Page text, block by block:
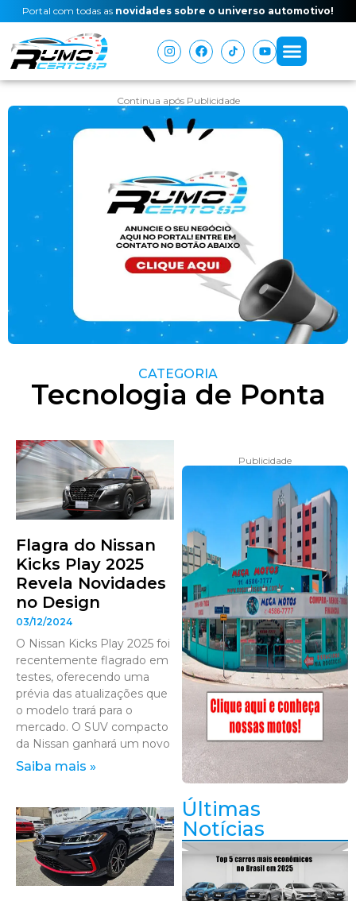
Portal com todas as novidades sobre o universo automotivo!
Continua após Publicidade
CATEGORIA
Tecnologia de Ponta
Flagra do Nissan
Kicks Play 2025
Revela Novidades
no Design
03/12/2024
O Nissan Kicks Play 2025 foi
recentemente flagrado em
testes, oferecendo uma
prévia das atualizações que
o modelo trará para o
mercado. O SUV compacto
da Nissan ganhará um novo
Saiba mais »
Publicidade
Últimas
Notícias